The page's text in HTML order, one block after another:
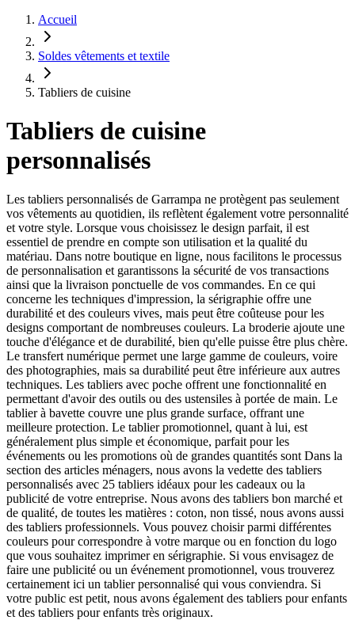
Accueil
Soldes vêtements et textile
Tabliers de cuisine
Tabliers de cuisine
personnalisés
Les tabliers personnalisés de Garrampa ne protègent pas seulement
vos vêtements au quotidien, ils reflètent également votre personnalité
et votre style. Lorsque vous choisissez le design parfait, il est
essentiel de prendre en compte son utilisation et la qualité du
matériau. Dans notre boutique en ligne, nous facilitons le processus
de personnalisation et garantissons la sécurité de vos transactions
ainsi que la livraison ponctuelle de vos commandes. En ce qui
concerne les techniques d'impression, la sérigraphie offre une
durabilité et des couleurs vives, mais peut être coûteuse pour les
designs comportant de nombreuses couleurs. La broderie ajoute une
touche d'élégance et de durabilité, bien qu'elle puisse être plus chère.
Le transfert numérique permet une large gamme de couleurs, voire
des photographies, mais sa durabilité peut être inférieure aux autres
techniques. Les tabliers avec poche offrent une fonctionnalité en
permettant d'avoir des outils ou des ustensiles à portée de main. Le
tablier à bavette couvre une plus grande surface, offrant une
meilleure protection. Le tablier promotionnel, quant à lui, est
généralement plus simple et économique, parfait pour les
événements ou les promotions où de grandes quantités sont Dans la
section des articles ménagers, nous avons la vedette des tabliers
personnalisés avec 25 tabliers idéaux pour les cadeaux ou la
publicité de votre entreprise. Nous avons des tabliers bon marché et
de qualité, de toutes les matières : coton, non tissé, nous avons aussi
des tabliers professionnels. Vous pouvez choisir parmi différentes
couleurs pour correspondre à votre marque ou en fonction du logo
que vous souhaitez imprimer en sérigraphie. Si vous envisagez de
faire une publicité ou un événement promotionnel, vous trouverez
certainement ici un tablier personnalisé qui vous conviendra. Si
votre public est petit, nous avons également des tabliers pour enfants
et des tabliers pour enfants très originaux.